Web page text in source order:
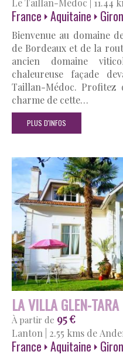
Le Taillan-Médoc 11.44
France Aquitaine
Bienvenue au domaine
de Bordeaux et de la
ancien domaine
chaleureuse façade
Taillan-Médoc.
charme de cette…
PLUS D'INFOS
LA VILLA GLEN-TARA
À partir de 95 €
Lanton 2.55 kms de
France Aquitaine